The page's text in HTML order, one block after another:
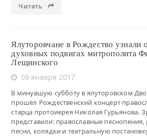
Читать
Ялуторовчане в Рождество узнали
духовных подвигах митрополита
Лещинского
09 января 2017
В минувшую субботу в ялуторовском
прошёл Рождественский концерт
старца протоиерея Николая Гурьянова.
представили: православные
песни, колядки и театральную